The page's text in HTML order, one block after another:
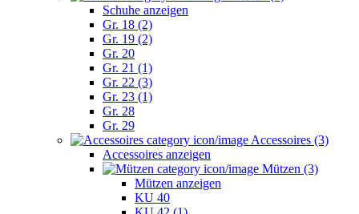
Schuhe anzeigen
Gr. 18 (2)
Gr. 19 (2)
Gr. 20
Gr. 21 (1)
Gr. 22 (3)
Gr. 23 (1)
Gr. 28
Gr. 29
Accessoires (3)
Accessoires anzeigen
Mützen (3)
Mützen anzeigen
KU 40